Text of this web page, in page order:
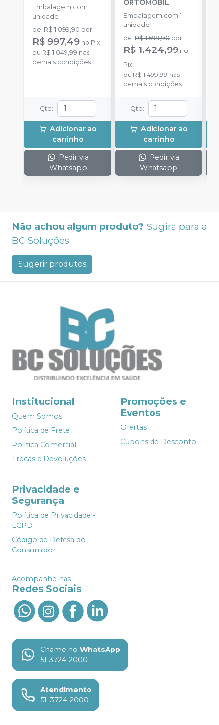
Embalagem com 1
unidade
de:R$ 1.099,90 por:
R$ 997,49 no Pix
ou R$ 1.049,99 nas
demais condições
Qtd :
Adicionar ao
carrinho
Pedir via
Whatsapp
ORTOMOBIL
Embalagem com 1
unidade
de: R$ 1.599,90 por:
R$ 1.424,99 no
Pix
ou R$ 1.499,99 nas
demais condições
Qtd :
Adicionar ao
carrinho
Pedir via
Whatsapp
Não achou algum produto? Sugira para a
BC Soluções
Sugerir produtos
Institucional
Quem Somos
Política de Frete
Política Comercial
Trocas e Devoluções
Promoções e
Eventos
Ofertas
Cupons de Desconto
Privacidade e
Segurança
Política de Privacidade -
LGPD
Código de Defesa do
Consumidor
Acompanhe nas
Redes Sociais
Chame no WhatsApp
51 3724-2000
Atendimento
51-3724-2000